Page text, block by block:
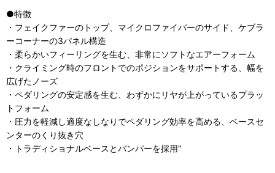
●特徴
・フェイクファーのトップ、マイクロファイバーのサイド、ケブラ
ーコーナーの3パネル構造
・柔らかいフィーリングを生む、非常にソフトなエアーフォーム
・クライミング時のフロントでのポジションをサポートする、幅を
広げたノーズ
・ペダリングの安定感を生む、わずかにリヤが上がっているプラッ
トフォーム
・圧力を軽減し適度なしなりでペダリング効率を高める、ベースセ
ンターのくり抜き穴
・トラディショナルベースとバンパーを採用"